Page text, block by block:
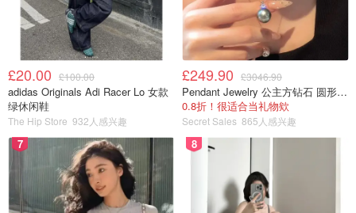
一起断舍离
£20.00 £100.00
adidas Originals Adi Racer Lo 女款
绿休闲鞋
The Hip Store 932人感兴趣
£249.90 £3046.90
Pendant Jewelry 公主方钻石 圆形大溪地珍珠吊坠 11-12mm
0.8折！很适合当礼物欸
Secret Sales 865人感兴趣
7 8